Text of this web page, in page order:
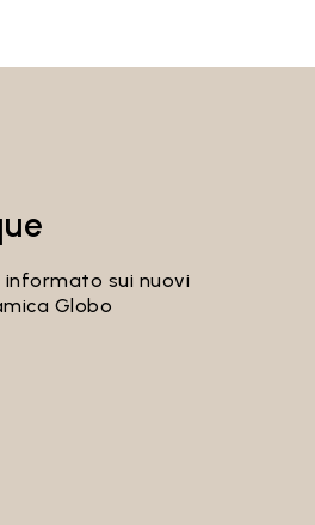
informato sui nuovi
Globo